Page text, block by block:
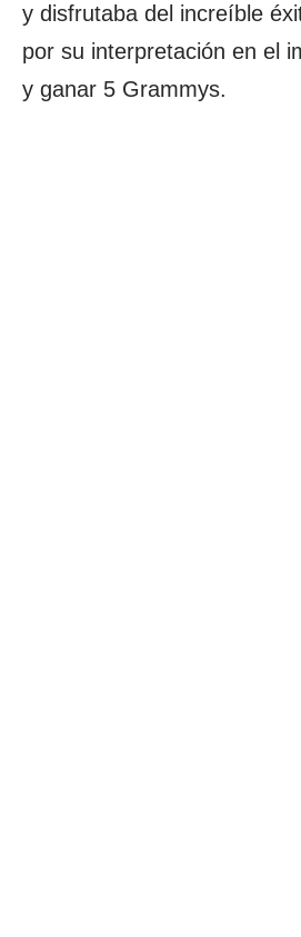
y disfrutaba del increíble
por su interpretación en el
y ganar 5 Grammys.